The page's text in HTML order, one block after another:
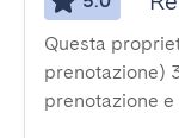
Questa
prenotazione)
prenotazione